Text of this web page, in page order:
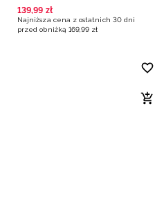
139,99 zł
Najniższa cena z ostatnich 30 dni
przed obniżką 169,99 zł